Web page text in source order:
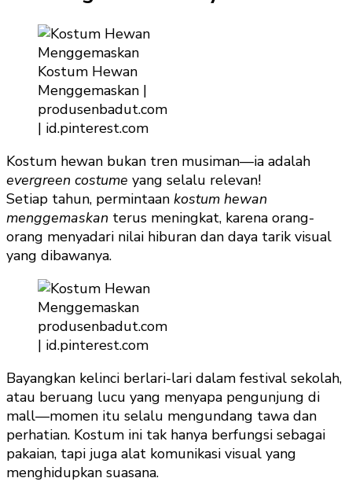
Kostum Hewan
Menggemaskan |
produsenbadut.com
| id.pinterest.com
Kostum hewan bukan tren musiman—ia adalah
evergreen costume yang selalu relevan!
Setiap tahun, permintaan kostum hewan
menggemaskan terus meningkat, karena orang-
orang menyadari nilai hiburan dan daya tarik visual
yang dibawanya.
produsenbadut.com
| id.pinterest.com
Bayangkan kelinci berlari-lari dalam festival sekolah,
atau beruang lucu yang menyapa pengunjung di
mall—momen itu selalu mengundang tawa dan
perhatian. Kostum ini tak hanya berfungsi sebagai
pakaian, tapi juga alat komunikasi visual yang
menghidupkan suasana.